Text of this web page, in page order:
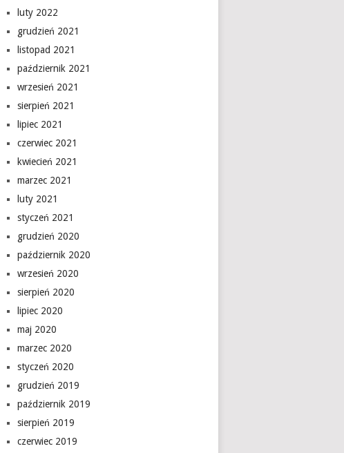
luty 2022
grudzień 2021
listopad 2021
październik 2021
wrzesień 2021
sierpień 2021
lipiec 2021
czerwiec 2021
kwiecień 2021
marzec 2021
luty 2021
styczeń 2021
grudzień 2020
październik 2020
wrzesień 2020
sierpień 2020
lipiec 2020
maj 2020
marzec 2020
styczeń 2020
grudzień 2019
październik 2019
sierpień 2019
czerwiec 2019